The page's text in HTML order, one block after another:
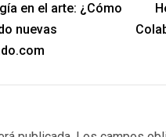
en el arte: ¿Cómo
nuevas